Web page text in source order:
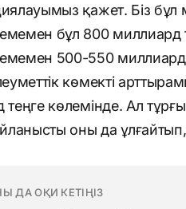
қажет. Біз
бұл 800 миллиард
500-550
көмекті
көлемінде. Ал
оны да
ДА ОҚИ КЕТІҢІЗ